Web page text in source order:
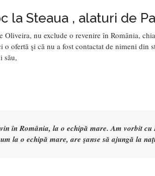
la Steaua , alaturi de
nu exclude o revenire în România,
o ofertă şi că nu a fost contactat de nimeni
său,
în România, la o echipă mare. Am vorbit
la o echipă mare, are şanse să ajungă la